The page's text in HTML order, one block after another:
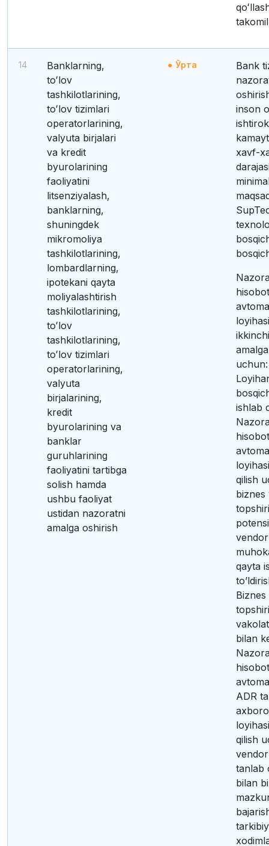
14
Banklarning,
toʻlov
tashkilotlarining,
toʻlov tizimlari
operatorlarining,
valyuta birjalari
va kredit
byurolarining
faoliyatini
litsenziyalash,
banklarning,
shuningdek
mikromoliya
tashkilotlarining,
lombardlarning,
ipotekani qayta
moliyalashtirish
tashkilotlarining,
toʻlov
tashkilotlarining,
toʻlov tizimlari
operatorlarining,
valyuta
birjalarining,
kredit
byurolarining va
banklar
guruhlarining
faoliyatini tartibga
solish hamda
ushbu faoliyat
ustidan nazoratni
amalga oshirish
Ўрта
Bank tizimi
inson
xavf-
ishlab
qilish
biznes
qayta
bilan
ADR
qilish
tanlab
bilan